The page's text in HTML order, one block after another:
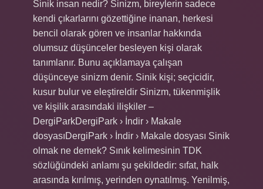
Sinik insan nedir? Sinizm, bireylerin sadece
kendi çıkarlarını gözettiğine inanan, herkesi
bencil olarak gören ve insanlar hakkında
olumsuz düşünceler besleyen kişi olarak
tanımlanır. Bunu açıklamaya çalışan
düşünceye sinizm denir. Sinik kişi; seçicidir,
kusur bulur ve eleştireldir Sinizm, tükenmişlik
ve kişilik arasındaki ilişkiler –
DergiParkDergiPark › İndir › Makale
dosyasıDergiPark › İndir › Makale dosyası Sinik
olmak ne demek? Sınık kelimesinin TDK
sözlüğündeki anlamı şu şekildedir: sıfat, halk
arasında kırılmış, yerinden oynatılmış. Yenilmiş,